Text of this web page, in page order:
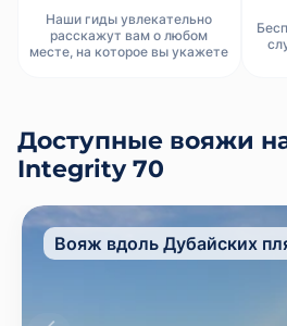
Наши гиды увлекательно
расскажут вам о любом
месте, на которое вы укажете
Доступные вояжи
Integrity 70
Вояж вдоль Дубайских